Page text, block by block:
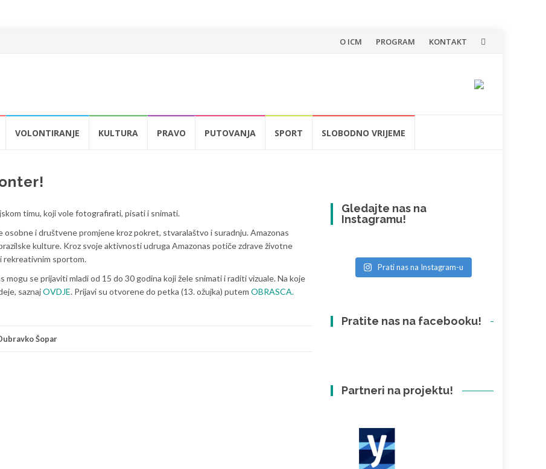
Skip
O ICM PROGRAM KONTAKT
VOLONTIRANJE KULTURA PRAVO PUTOVANJA SPORT SLOBODNO VRIJEME
timu, koji vole fotografirati, pisati i snimati.
i društvene promjene kroz pokret, stvaralaštvo i suradnju. Amazonas
kulture. Kroz svoje aktivnosti udruga Amazonas potiče zdrave životne
rekreativnim sportom.
mogu se prijaviti mladi od 15 do 30 godina koji žele snimati i raditi vizuale. Na koje
saznajOVDJE. Prijavi su otvorene do petka (13. ožujka) putem OBRASCA.
Šopar
Gledajte nas na
Instagramu!
Prati nas na Instagram-u
Pratite nas na facebooku!
Partneri na projektu!